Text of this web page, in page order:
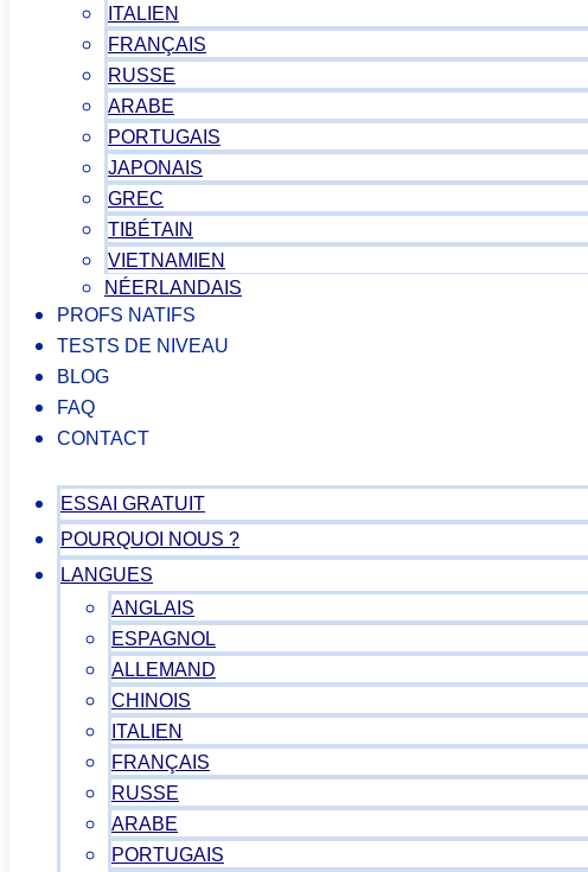
ITALIEN
FRANÇAIS
RUSSE
ARABE
PORTUGAIS
JAPONAIS
GREC
TIBÉTAIN
VIETNAMIEN
NÉERLANDAIS
PROFS NATIFS
TESTS DE NIVEAU
BLOG
FAQ
CONTACT
ESSAI GRATUIT
POURQUOI NOUS ?
LANGUES
ANGLAIS
ESPAGNOL
ALLEMAND
CHINOIS
ITALIEN
FRANÇAIS
RUSSE
ARABE
PORTUGAIS